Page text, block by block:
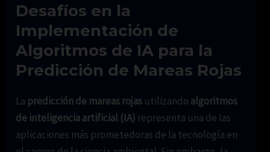
Desafíos en la
Implementación de
Algoritmos de IA para la
Predicción de Mareas Rojas
La predicción de mareas rojas utilizando algoritmos
de inteligencia artificial (IA) representa una de las
aplicaciones más prometedoras de la tecnología en